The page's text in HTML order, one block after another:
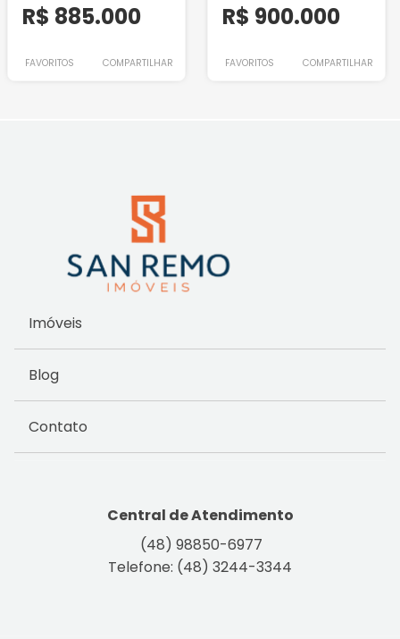
R$ 885.000
FAVORITOS COMPARTILHAR
R$ 900.000
FAVORITOS COMPARTILHAR
Imóveis
Blog
Contato
Central de Atendimento
(48) 98850-6977
Telefone: (48) 3244-3344